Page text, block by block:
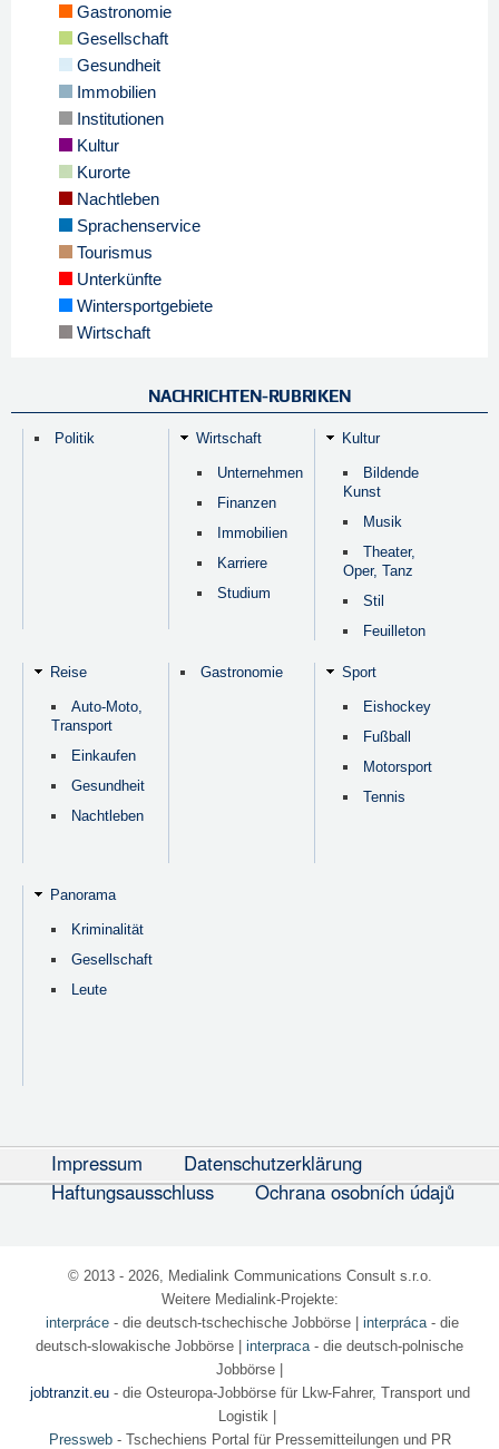
Gastronomie
Gesellschaft
Gesundheit
Immobilien
Institutionen
Kultur
Kurorte
Nachtleben
Sprachenservice
Tourismus
Unterkünfte
Wintersportgebiete
Wirtschaft
NACHRICHTEN-RUBRIKEN
Politik Wirtschaft
Unternehmen
Finanzen
Immobilien
Karriere
Studium
Kultur
Bildende
Kunst
Musik
Theater,
Oper, Tanz
Stil
Feuilleton
Reise
Auto-Moto,
Transport
Einkaufen
Gesundheit
Nachtleben
Gastronomie Sport
Eishockey
Fußball
Motorsport
Tennis
Panorama
Kriminalität
Gesellschaft
Leute
Impressum
Datenschutzerklärung
Haftungsausschluss
Ochrana osobních údajů
© 2013 - 2026, Medialink Communications Consult s.r.o.
Weitere Medialink-Projekte:
interpráce- die deutsch-tschechische Jobbörse| interpráca- die
deutsch-slowakische Jobbörse | interpraca - die deutsch-polnische
Jobbörse |
jobtranzit.eu- die Osteuropa-Jobbörse für Lkw-Fahrer, Transport und
Logistik |
Pressweb- Tschechiens Portal für Pressemitteilungen und PR